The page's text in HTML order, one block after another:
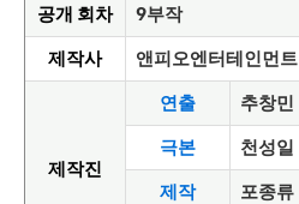
공개 회차
9부작
제작사
앤피오엔터테인먼트
제작진
연출
추창민
극본
천성일
제작
포종류